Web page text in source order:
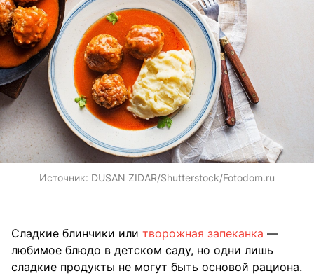
Источник: DUSAN ZIDAR/Shutterstock/Fotodom.ru
Сладкие блинчики или творожная запеканка —
любимое блюдо в детском саду, но одни лишь
сладкие продукты не могут быть основой рациона.